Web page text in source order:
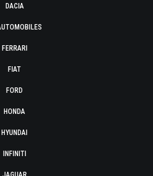
DACIA
FERRARI
FIAT
FORD
HONDA
HYUNDAI
INFINITI